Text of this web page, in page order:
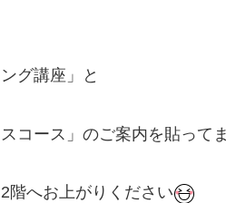
グ講座」と
スコース」のご案内を貼って
階へお上がりください